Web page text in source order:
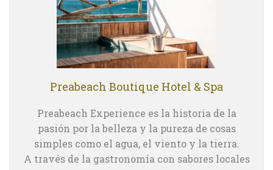
Preabeach Boutique Hotel & Spa
Preabeach Experience es la historia de la
pasión por la belleza y la pureza de cosas
simples como el agua, el viento y la tierra.
A través de la gastronomía con sabores locales